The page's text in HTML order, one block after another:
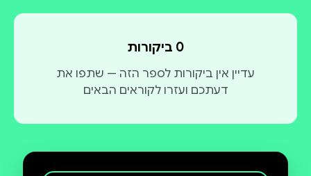
0 ביקורות
עדיין אין ביקורות לספר הזה — שתפו את
דעתכם ועזרו לקוראים הבאים